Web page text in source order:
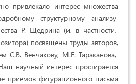
привлекало интерес множества
структурному анализу
Р. Щедрина (и, в частности,
посвящены труды авторов,
С.В. Венчакову, М.Е. Тараканова,
научный интерес простирается
приемов фигурационного письма